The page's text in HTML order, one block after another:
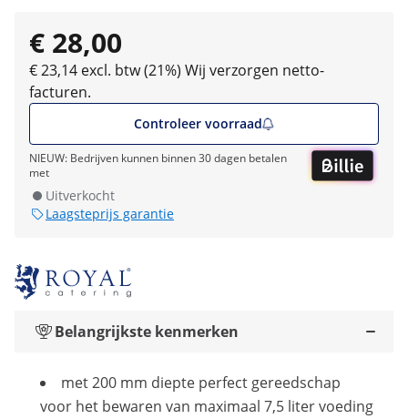
€ 28,00
€ 23,14 excl. btw (21%) Wij verzorgen netto-
facturen.
Controleer voorraad
NIEUW: Bedrijven kunnen binnen 30 dagen betalen
met
Uitverkocht
Laagsteprijs garantie
Belangrijkste kenmerken
met 200 mm diepte perfect gereedschap
voor het bewaren van maximaal 7,5 liter voeding